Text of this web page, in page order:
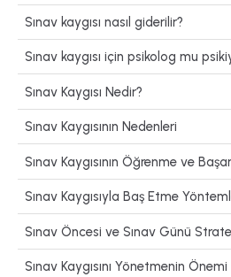
Sınav kaygısı nasıl giderilir?
Sınav kaygısı için psikolog mu
Sınav Kaygısı Nedir?
Sınav Kaygısının Nedenleri
Sınav Kaygısının Öğrenme ve
Sınav Kaygısıyla Baş Etme
Sınav Öncesi ve Sınav Günü
Sınav Kaygısını Yönetmenin